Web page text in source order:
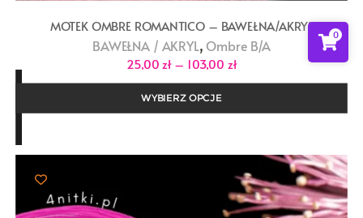
MOTEK OMBRE ROMANTICO – BAWEŁNA/AKRYL
BAWEŁNA / AKRYL, Ombre B/A
25,00zł – 103,00 złZakres
od
do
WYBIERZ OPCJE
0